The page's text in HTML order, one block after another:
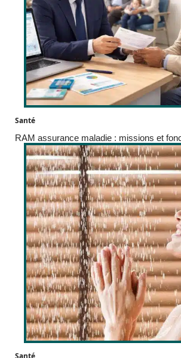
Santé
RAM assurance maladie : missions et